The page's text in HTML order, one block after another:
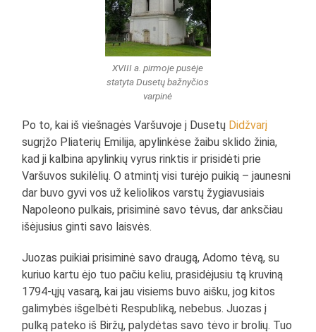
XVIII a. pirmoje pusėje
statyta Dusetų bažnyčios
varpinė
Po to, kai iš viešnagės Varšuvoje į Dusetų Didžvarį
sugrįžo Pliaterių Emilija, apylinkėse žaibu sklido žinia,
kad ji kalbina apylinkių vyrus rinktis ir prisidėti prie
Varšuvos sukilėlių. O atmintį visi turėjo puikią – jaunesni
dar buvo gyvi vos už keliolikos varstų žygiavusiais
Napoleono pulkais, prisiminė savo tėvus, dar anksčiau
išėjusius ginti savo laisvės.
Juozas puikiai prisiminė savo draugą, Adomo tėvą, su
kuriuo kartu ėjo tuo pačiu keliu, prasidėjusiu tą kruviną
1794-ųjų vasarą, kai jau visiems buvo aišku, jog kitos
galimybės išgelbėti Respubliką, nebebus. Juozas į
pulką pateko iš Biržų, palydėtas savo tėvo ir brolių. Tuo